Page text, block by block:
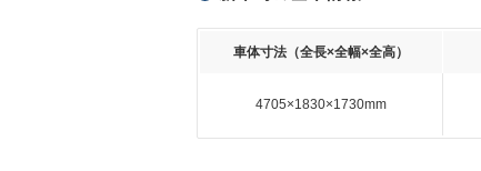
車体寸法（全長×全幅×全高）
4705×1830×1730mm